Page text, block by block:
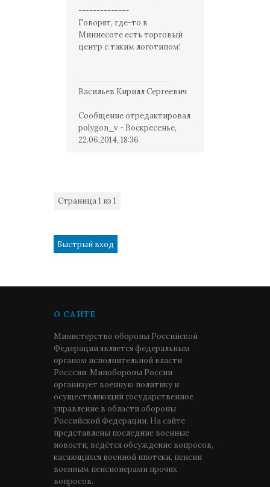
--------------
Говорят, где-то в
Миннесоте есть торговый
центр с таким логотипом!
Васильев Кирилл Сергеевич
Сообщение отредактировал
polygon_v - Воскресенье,
22.06.2014, 18:36
Страница1 из 1
О САЙТЕ
Министерство обороны Российской
Федерации является федеральным
органом исполнительной власти
Росссии. Минобороны России
организует военную политику и
осуществляющий государственное
управление в области обороны
Российской Федерации. На сайте
представлены последние военные
новости, ведётся обсуждение вопросов,
касающихся военной ипотеки, пенсии
военным пенсионерами прочих
вопросов.